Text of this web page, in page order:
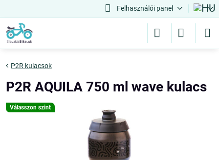
Felhasználói panel
Válasszon szint
P2R kulacsok
P2R AQUILA 750 ml wave kulacs